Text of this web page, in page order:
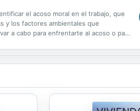
el acoso moral en el trabajo, que
y los factores ambientales que
a cabo para enfrentarte al acoso o para